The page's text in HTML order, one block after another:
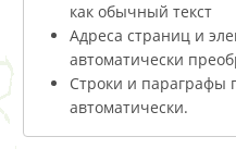
как обычный текст
Адреса страниц и
автоматически
Строки и параграфы
автоматически.